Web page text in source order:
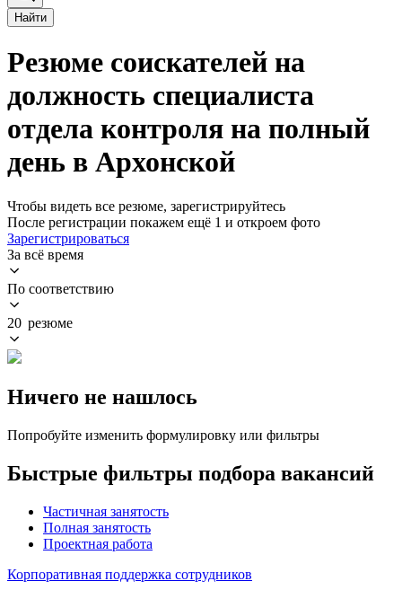
Найти
Резюме соискателей на
должность специалиста
отдела контроля на полный
день в Архонской
Чтобы видеть все резюме, зарегистрируйтесь
После регистрации покажем ещё 1 и откроем фото
Зарегистрироваться
За всё время
По соответствию
20 резюме
Ничего не нашлось
Попробуйте изменить формулировку или фильтры
Быстрые фильтры подбора вакансий
Частичная занятость
Полная занятость
Проектная работа
Корпоративная поддержка сотрудников